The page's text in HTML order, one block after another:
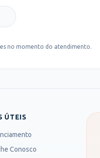
no momento do atendimento.
ÚTEIS
Conosco